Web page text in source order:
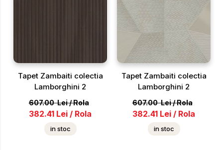
Tapet Zambaiti colectia
Lamborghini 2
607.00 Lei/Rola
382.41 Lei / Rola
in stoc
Tapet Zambaiti colectia
Lamborghini 2
607.00 Lei/Rola
382.41 Lei / Rola
in stoc